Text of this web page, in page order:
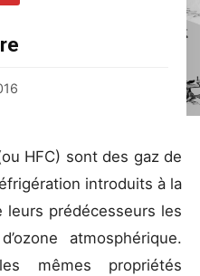
HFC) sont des gaz de
introduits à la
prédécesseurs les
atmosphérique.
mêmes propriétés